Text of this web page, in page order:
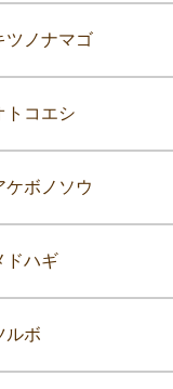
ツノナマゴ
トコエシ
ケボノソウ
ドハギ
ルボ